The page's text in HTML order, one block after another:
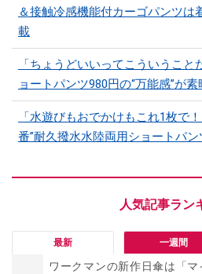
＆接触冷感機能付カーゴパンツは
載
「ちょうどいいってこういうこと
ョートパンツ980円の“万能感”が素
「水遊びもおでかけもこれ1枚で
番”耐久撥水水陸両用ショートパン
最新 一週間
ワークマンの新作日傘は「